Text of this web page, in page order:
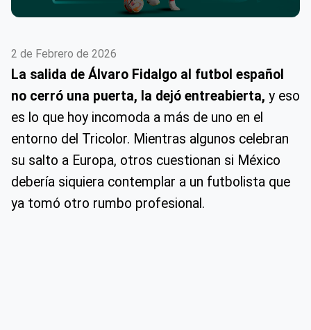
2 de Febrero de 2026
La salida de Álvaro Fidalgo al futbol español
no cerró una puerta, la dejó entreabierta, y eso
es lo que hoy incomoda a más de uno en el
entorno del Tricolor. Mientras algunos celebran
su salto a Europa, otros cuestionan si México
debería siquiera contemplar a un futbolista que
ya tomó otro rumbo profesional.